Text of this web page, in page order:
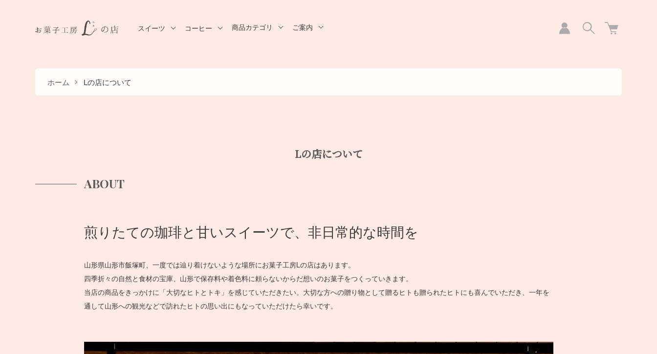
スイーツ コーヒー 商品カテゴリ ご案内
ホーム Lの店について
Lの店について
ABOUT
煎りたての珈琲と甘いスイーツで、非日常的な時間を
山形県山形市飯塚町、一度では辿り着けないような場所にお菓子工房Lの店はあります。
四季折々の自然と食材の宝庫、山形で保存料や着色料に頼らないからだ想いのお菓子をつくっていきます。
当店の商品をきっかけに「大切なヒトとトキ」を感じていただきたい。大切な方への贈り物として贈るヒトも贈られたヒトにも喜んでいただき、一年を
通して山形への観光などで訪れたヒトの思い出にもなっていただけたら幸いです。